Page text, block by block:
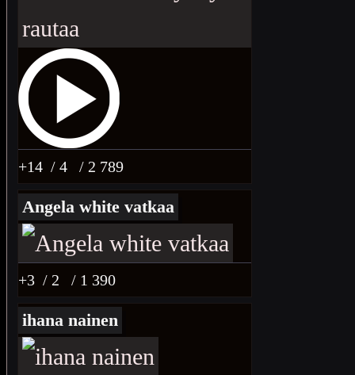
+14 / 4 / 2 789
Angela white vatkaa
+3 / 2 / 1 390
ihana nainen